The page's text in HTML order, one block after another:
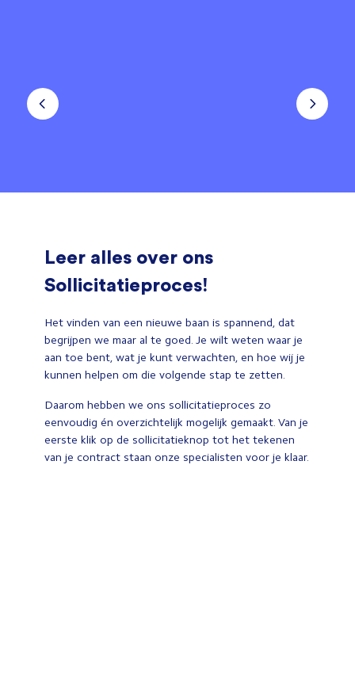
Leer alles over ons
Sollicitatieproces!
Het vinden van een nieuwe baan is spannend, dat
begrijpen we maar al te goed. Je wilt weten waar je
aan toe bent, wat je kunt verwachten, en hoe wij je
kunnen helpen om die volgende stap te zetten.
Daarom hebben we ons sollicitatieproces zo
eenvoudig én overzichtelijk mogelijk gemaakt. Van je
eerste klik op de sollicitatieknop tot het tekenen
van je contract staan onze specialisten voor je klaar.